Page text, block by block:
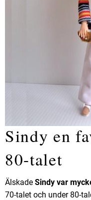
Sindy en
80-talet
Älskade Sindy var
70-talet och under 80-